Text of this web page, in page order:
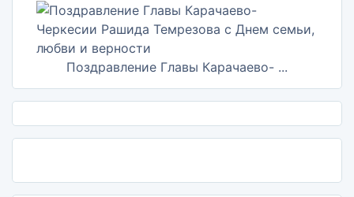
Поздравление Главы Карачаево- ...